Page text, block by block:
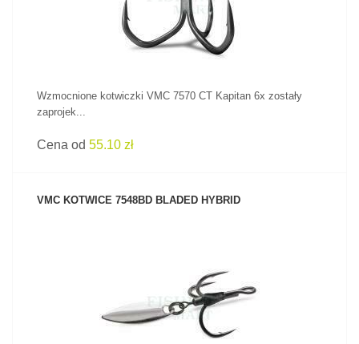
Wzmocnione kotwiczki VMC 7570 CT Kapitan 6x zostały
zaprojek...
Cena od 55.10 zł
VMC KOTWICE 7548BD BLADED HYBRID
ZOBACZ PRODUKT